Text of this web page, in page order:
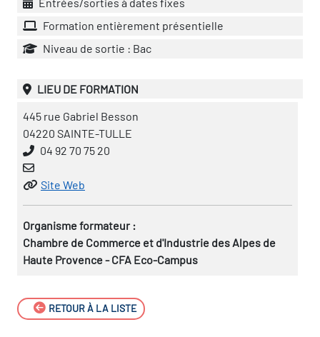
Formation entièrement présentielle
Niveau de sortie : Bac
LIEU DE FORMATION
445 rue Gabriel Besson
04220 SAINTE-TULLE
04 92 70 75 20
Site Web
Organisme formateur :
Chambre de Commerce et d'Industrie des Alpes de
Haute Provence - CFA Eco-Campus
RETOUR À LA LISTE